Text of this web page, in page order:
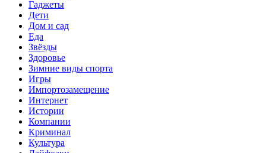
Гаджеты
Дети
Дом и сад
Еда
Звёзды
Здоровье
Зимние виды спорта
Игры
Импортозамещение
Интернет
Истории
Компании
Криминал
Культура